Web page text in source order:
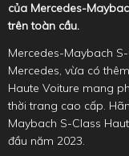
của Mercedes-
trên toàn cầu.
Mercedes-Maybach
Mercedes, vừa có
Haute Voiture mang
thời trang cao cấp.
Maybach S-Class
đầu năm 2023.